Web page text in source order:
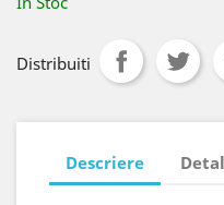
Distribuiti
Descriere